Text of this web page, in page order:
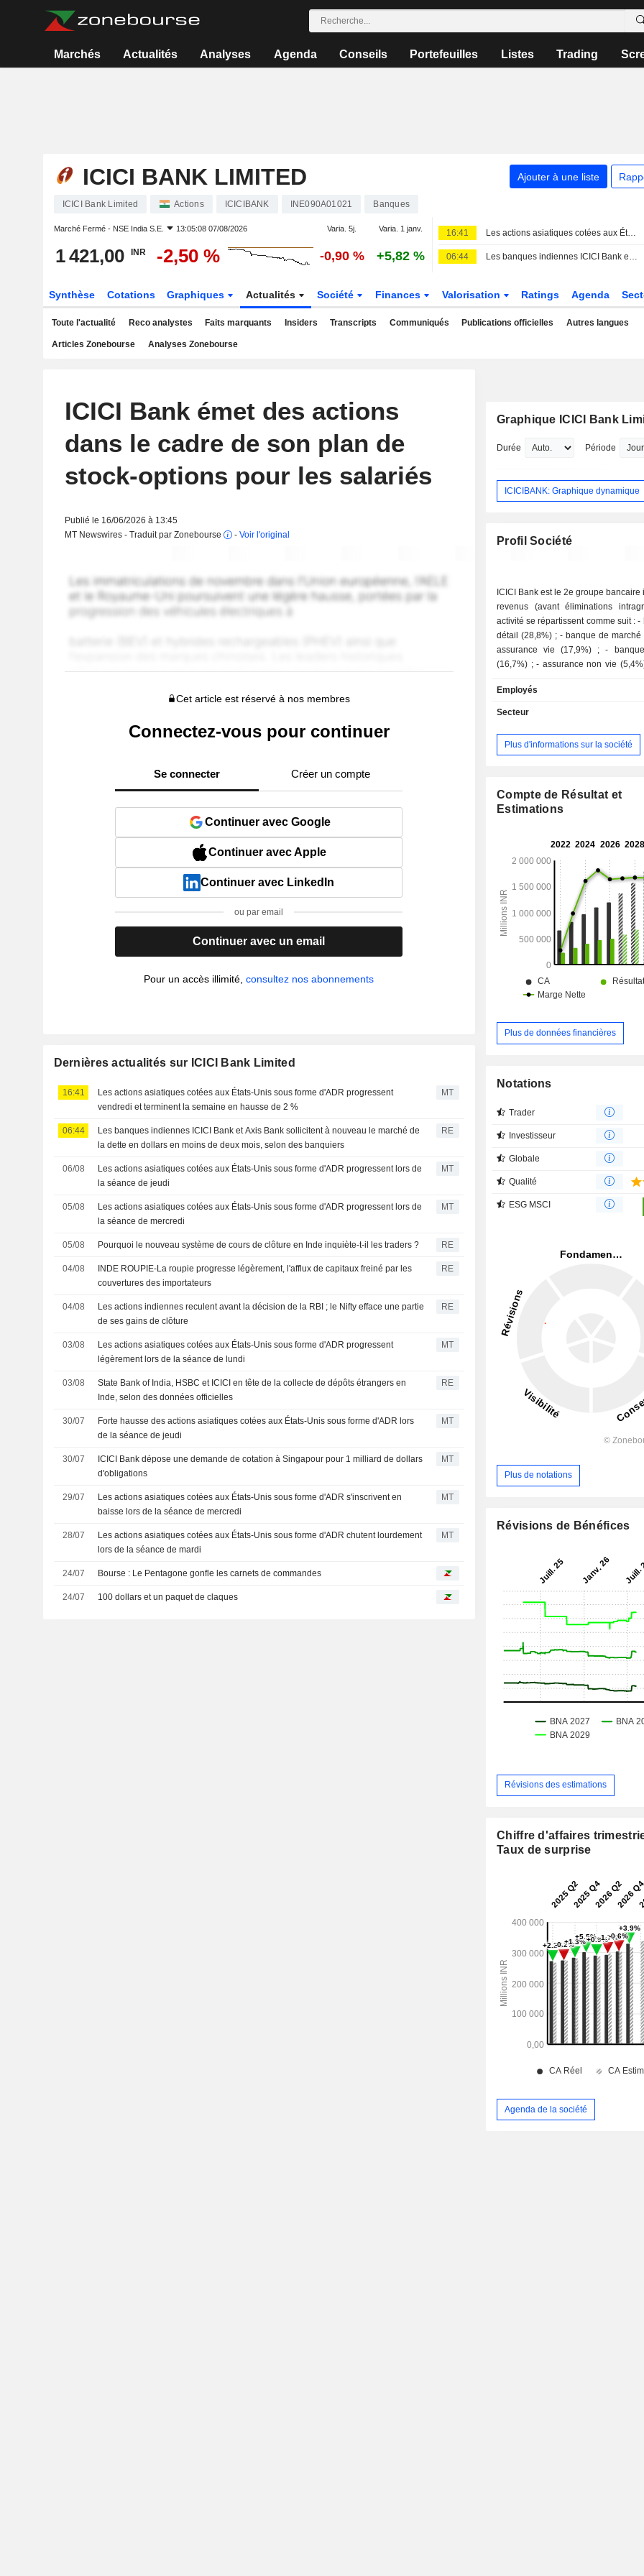
Marchés Actualités Analyses Agenda Conseils Portefeuilles Listes Trading
ICICI BANK LIMITED Ajouter à une liste
ICICI Bank Limited Actions ICICIBANK INE090A01021 Banques
Marché Fermé - NSE India S.E. 13:05:08 07/08/2026 Varia. 5j. Varia. 1 janv.
1 421,00 INR -2,50 % -0,90 % +5,82 %
16:41 Les actions asiatiques cotées aux États-Unis sous forme d'ADR progressent vendredi et terminent la semaine en hausse de 2 %
06:44 Les banques indiennes ICICI Bank et Axis Bank sollicitent à nouveau le marché de la dette en dollars en moins de deux mois, selon des banquiers
Synthèse Cotations Graphiques Actualités Société Finances Valorisation Ratings Agenda
Toute l'actualité Reco analystes Faits marquants Insiders Transcripts Communiqués Publications officielles Autres langues
Articles Zonebourse Analyses Zonebourse
ICICI Bank émet des actions
dans le cadre de son plan de
stock-options pour les salariés
Publié le 16/06/2026 à 13:45
MT Newswires - Traduit par Zonebourse
- Voir l'original
Cet article est réservé à nos membres
Connectez-vous pour continuer
Se connecter Créer un compte
Continuer avec Google
Continuer avec Apple
Continuer avec LinkedIn
ou par email
Continuer avec un email
Pour un accès illimité,consultez nos abonnements
Dernières actualités sur ICICI Bank Limited
16:41
Les actions asiatiques cotées aux États-Unis sous forme d'ADR progressent
vendredi et terminent la semaine en hausse de 2 %
MT
06:44
Les banques indiennes ICICI Bank et Axis Bank sollicitent à nouveau le marché de
la dette en dollars en moins de deux mois, selon des banquiers
RE
06/08
Les actions asiatiques cotées aux États-Unis sous forme d'ADR progressent lors de
la séance de jeudi
MT
05/08
Les actions asiatiques cotées aux États-Unis sous forme d'ADR progressent lors de
la séance de mercredi
MT
05/08 Pourquoi le nouveau système de cours de clôture en Inde inquiète-t-il les traders ? RE
04/08
INDE ROUPIE-La roupie progresse légèrement, l'afflux de capitaux freiné par les
couvertures des importateurs
RE
04/08
Les actions indiennes reculent avant la décision de la RBI ; le Nifty efface une partie
de ses gains de clôture
RE
03/08
Les actions asiatiques cotées aux États-Unis sous forme d'ADR progressent
légèrement lors de la séance de lundi
MT
03/08
State Bank of India, HSBC et ICICI en tête de la collecte de dépôts étrangers en
Inde, selon des données officielles
RE
30/07
Forte hausse des actions asiatiques cotées aux États-Unis sous forme d'ADR lors
de la séance de jeudi
MT
30/07
ICICI Bank dépose une demande de cotation à Singapour pour 1 milliard de dollars
d'obligations
MT
29/07
Les actions asiatiques cotées aux États-Unis sous forme d'ADR s'inscrivent en
baisse lors de la séance de mercredi
MT
28/07
Les actions asiatiques cotées aux États-Unis sous forme d'ADR chutent lourdement
lors de la séance de mardi
MT
24/07 Bourse : Le Pentagone gonfle les carnets de commandes
24/07 100 dollars et un paquet de claques
Graphique ICICI Bank
Durée Période
ICICIBANK: Graphique dynamique
Profil Société
ICICI Bank est le 2e groupe bancaire
revenus (avant éliminations
activité se répartissent comme suit : - banque de
détail (28,8%) ; - banque de marché (26,4%) ; -
assurance vie (17,9%) ; - banque d'affaires
(16,7%) ; - assurance non vie (5,4%) ; - autres
MdsINR d'encours de dépôts et 6
d'encours de crédits. La commercialisation des
travers d'un réseau de 4 874 agences
implantées en Inde. 95,1% des revenus sont
Employés
Secteur
Plus d'informations sur la société
Compte de Résultat et
Estimations
Plus de données financières
Notations
Trader
Investisseur
Globale
Qualité
ESG MSCI
Plus de notations
Révisions de Bénéfices
Révisions des estimations
Chiffre d'affaires
Taux de surprise
Agenda de la société